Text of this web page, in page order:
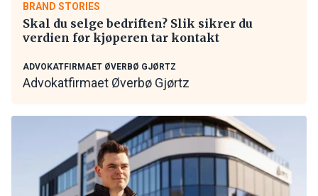
BRAND STORIES
Skal du selge bedriften? Slik sikrer du
verdien før kjøperen tar kontakt
ADVOKATFIRMAET ØVERBØ GJØRTZ
Advokatfirmaet Øverbø Gjørtz